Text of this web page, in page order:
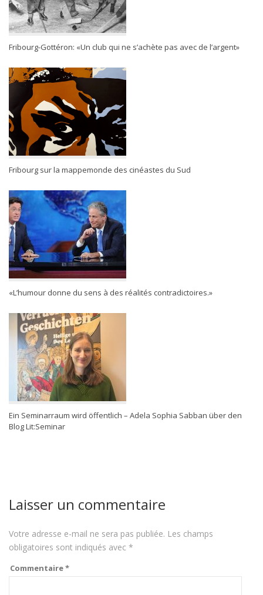
Fribourg-Gottéron: «Un club qui ne s’achète pas avec de l’argent»
Fribourg sur la mappemonde des cinéastes du Sud
«L’humour donne du sens à des réalités contradictoires.»
Ein Seminarraum wird öffentlich – Adela Sophia Sabban über den
Blog Lit:Seminar
Laisser un commentaire
Votre adresse e-mail ne sera pas publiée. Les champs
obligatoires sont indiqués avec *
Commentaire*